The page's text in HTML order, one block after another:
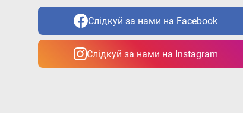
Слідкуй за нами на Facebook
Слідкуй за нами на Instagram